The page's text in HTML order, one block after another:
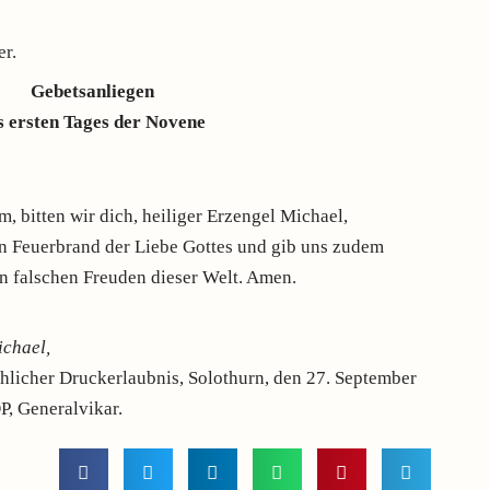
Gebetsanliegen
ersten Tages der Novene
bitten wir dich, heiliger Erzengel Michael,
Feuerbrand der Liebe Gottes und gib uns zudem
falschen Freuden dieser Welt. Amen.
Druckerlaubnis, Solothurn, den 27. September
Generalvikar.